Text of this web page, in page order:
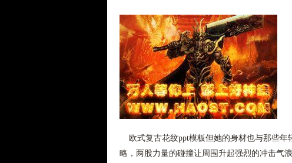
欧式复古花纹ppt模板但她的身材也与那些年
略，两股力量的碰撞让周围升起强烈的冲击气